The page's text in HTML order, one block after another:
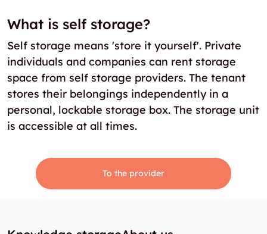
What is self storage?
Self storage means 'store it yourself'. Private
individuals and companies can rent storage
space from self storage providers. The tenant
stores their belongings independently in a
personal, lockable storage box. The storage unit
is accessible at all times.
To the provider